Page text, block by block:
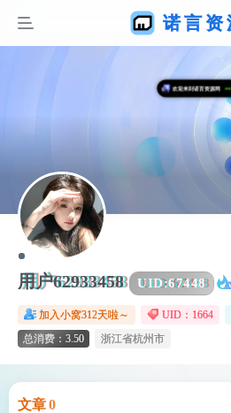
用户62933458 UID:67448
加入小窝312天啦～ UID：1664
总消费：3.50
浙江省杭州市
文章0